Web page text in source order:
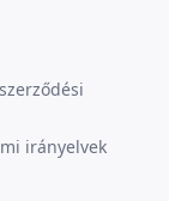
irányelvek